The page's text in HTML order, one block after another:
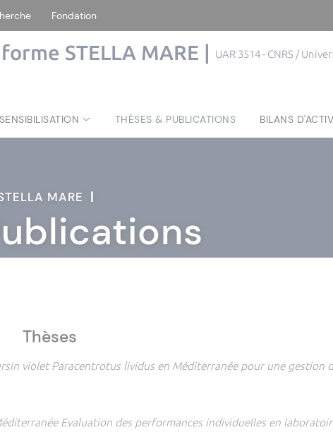
Fondation
STELLA MARE | UAR 3514 - CNRS /
SENSIBILISATION THÈSES & PUBLICATIONS BILANS
MARE |
Thèses
violet Paracentrotus lividus en Méditerranée pour une gestion
Evaluation des performances individuelles en